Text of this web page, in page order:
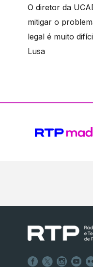
O diretor da
mitigar o
legal é muito
Lusa